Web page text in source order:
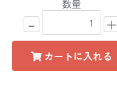
数量
－ ＋
カートに入れる